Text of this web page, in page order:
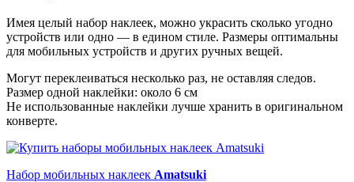
Имея целый набор наклеек, можно украсить сколько угодно
устройств или одно — в едином стиле. Размеры оптимальны
для мобильных устройств и других ручных вещей.
Могут переклеиваться несколько раз, не оставляя следов.
Размер одной наклейки: около 6 см
Не использованные наклейки лучше хранить в оригинальном
конверте.
Набор мобильных наклеек Amatsuki